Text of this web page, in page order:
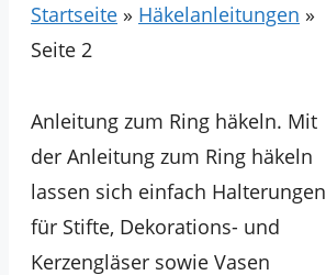
Startseite » Häkelanleitungen »
Seite 2
Anleitung zum Ring häkeln. Mit
der Anleitung zum Ring häkeln
lassen sich einfach Halterungen
für Stifte, Dekorations- und
Kerzengläser sowie Vasen